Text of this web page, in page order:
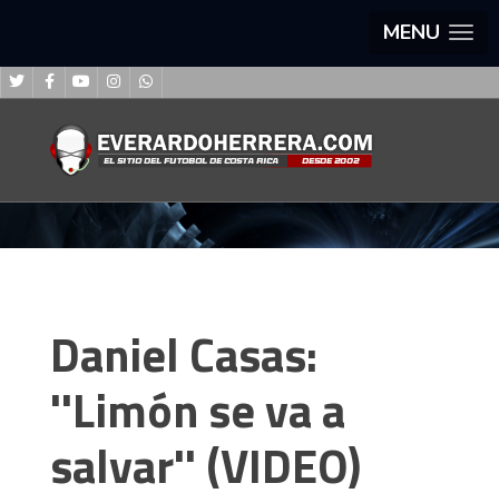
MENU
Daniel Casas:
''Limón se va a
salvar'' (VIDEO)